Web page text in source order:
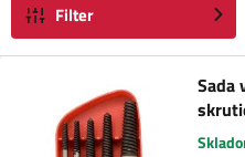
Filter
Sada